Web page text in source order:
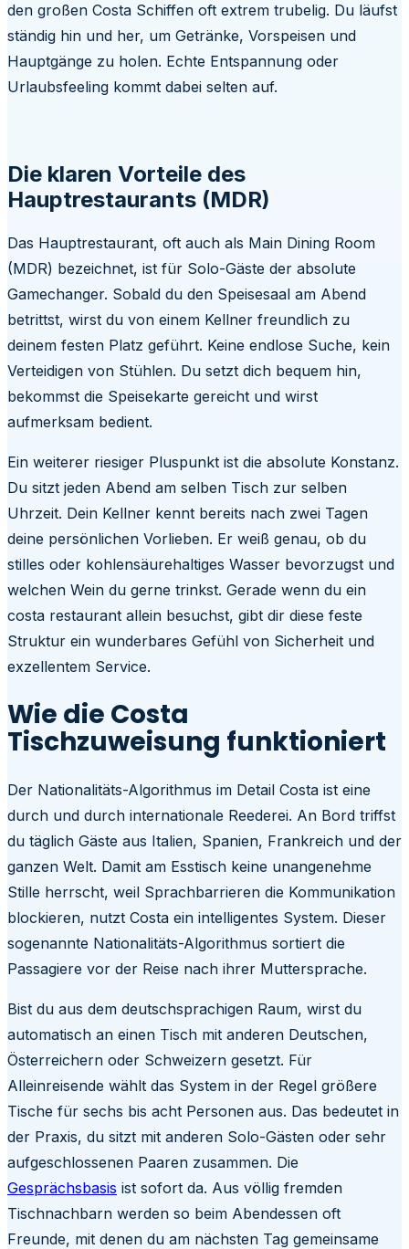
den großen Costa Schiffen oft extrem trubelig. Du läufst
ständig hin und her, um Getränke, Vorspeisen und
Hauptgänge zu holen. Echte Entspannung oder
Urlaubsfeeling kommt dabei selten auf.
Die klaren Vorteile des
Hauptrestaurants (MDR)
Das Hauptrestaurant, oft auch als Main Dining Room
(MDR) bezeichnet, ist für Solo-Gäste der absolute
Gamechanger. Sobald du den Speisesaal am Abend
betrittst, wirst du von einem Kellner freundlich zu
deinem festen Platz geführt. Keine endlose Suche, kein
Verteidigen von Stühlen. Du setzt dich bequem hin,
bekommst die Speisekarte gereicht und wirst
aufmerksam bedient.
Ein weiterer riesiger Pluspunkt ist die absolute Konstanz.
Du sitzt jeden Abend am selben Tisch zur selben
Uhrzeit. Dein Kellner kennt bereits nach zwei Tagen
deine persönlichen Vorlieben. Er weiß genau, ob du
stilles oder kohlensäurehaltiges Wasser bevorzugst und
welchen Wein du gerne trinkst. Gerade wenn du ein
costa restaurant allein besuchst, gibt dir diese feste
Struktur ein wunderbares Gefühl von Sicherheit und
exzellentem Service.
Wie die Costa
Tischzuweisung funktioniert
Der Nationalitäts-Algorithmus im Detail Costa ist eine
durch und durch internationale Reederei. An Bord triffst
du täglich Gäste aus Italien, Spanien, Frankreich und der
ganzen Welt. Damit am Esstisch keine unangenehme
Stille herrscht, weil Sprachbarrieren die Kommunikation
blockieren, nutzt Costa ein intelligentes System. Dieser
sogenannte Nationalitäts-Algorithmus sortiert die
Passagiere vor der Reise nach ihrer Muttersprache.
Bist du aus dem deutschsprachigen Raum, wirst du
automatisch an einen Tisch mit anderen Deutschen,
Österreichern oder Schweizern gesetzt. Für
Alleinreisende wählt das System in der Regel größere
Tische für sechs bis acht Personen aus. Das bedeutet in
der Praxis, du sitzt mit anderen Solo-Gästen oder sehr
aufgeschlossenen Paaren zusammen. Die
Gesprächsbasis ist sofort da. Aus völlig fremden
Tischnachbarn werden so beim Abendessen oft
Freunde, mit denen du am nächsten Tag gemeinsame